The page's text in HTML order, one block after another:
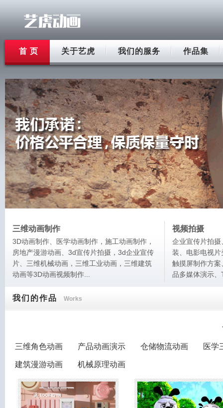
首 页 关于艺虎 我们的服务 作品集
三维动画制作
3D动画制作、医学动画制作，施工动画制作，
房地产漫游动画、3d宣传片拍摄，3d企业宣传
片、三维机械动画，三维工业动画，三维建筑
动画等3D动画视频制作...
视频拍摄
企业宣传片拍
装、电影电视
触摸屏制作方
品多媒体演示
我们的作品 Works
三维角色动画 产品动画演示 仓储物流动画 医学
建筑漫游动画 机械原理动画